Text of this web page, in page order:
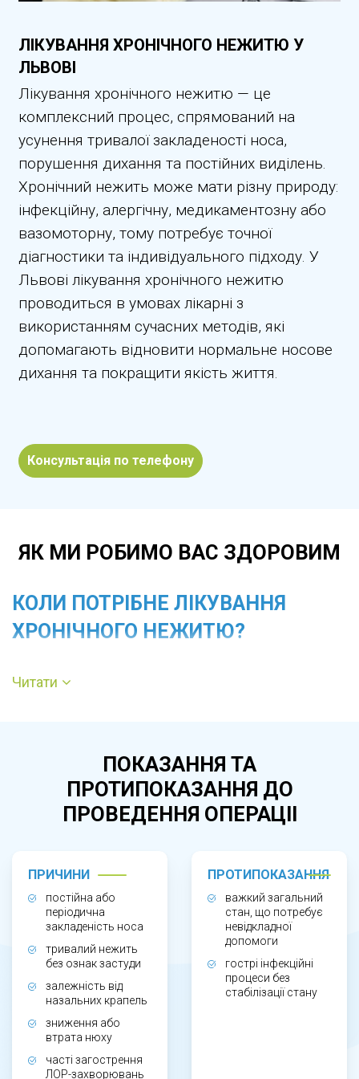
ЛІКУВАННЯ ХРОНІЧНОГО НЕЖИТЮ У
ЛЬВОВІ
Лікування хронічного нежитю — це
комплексний процес, спрямований на
усунення тривалої закладеності носа,
порушення дихання та постійних виділень.
Хронічний нежить може мати різну природу:
інфекційну, алергічну, медикаментозну або
вазомоторну, тому потребує точної
діагностики та індивідуального підходу. У
Львові лікування хронічного нежитю
проводиться в умовах лікарні з
використанням сучасних методів, які
допомагають відновити нормальне носове
дихання та покращити якість життя.
Консультація по телефону
ЯК МИ РОБИМО ВАС ЗДОРОВИМ
КОЛИ ПОТРІБНЕ ЛІКУВАННЯ
ХРОНІЧНОГО НЕЖИТЮ?
Звернутися до ЛОР-лікаря варто, якщо нежить
залежності від судинозвужувальних крапель,
зниженні нюху, головному болю, відчутті
сухості чи печіння в носі. Хронічний нежить
професійного огляду.
ЯК ПРОХОДИТЬ ЛІКУВАННЯ
ХРОНІЧНОГО НЕЖИТЮ?
Лікування починається з консультації ЛОРа та
огляду носової порожнини. Лікар визначає
причину захворювання та підбирає
Читати
ПОКАЗАННЯ ТА
ПРОТИПОКАЗАННЯ ДО
ПРОВЕДЕННЯ ОПЕРАЦІІ
ПРИЧИНИ
постійна або
періодична
закладеність носа
тривалий нежить
без ознак застуди
залежність від
назальних крапель
зниження або
втрата нюху
часті загострення
ЛОР-захворювань
ПРОТИПОКАЗАННЯ
важкий загальний
стан, що потребує
невідкладної
допомоги
гострі інфекційні
процеси без
стабілізації стану